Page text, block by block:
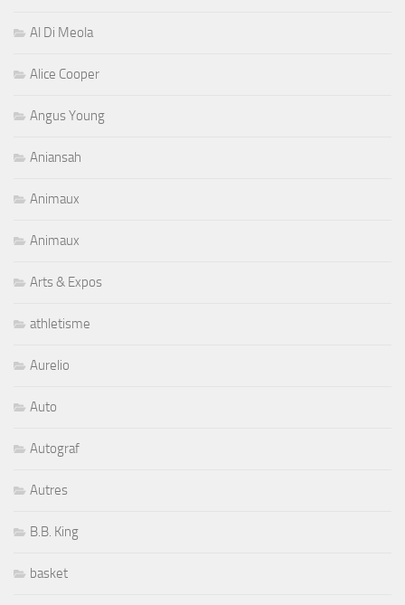
Al Di Meola
Alice Cooper
Angus Young
Aniansah
Animaux
Animaux
Arts & Expos
athletisme
Aurelio
Auto
Autograf
Autres
B.B. King
basket